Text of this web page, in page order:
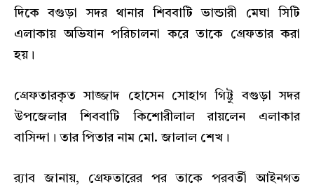
দিকে বগুড়া সদর থানার শিববাটি ভান্ডারী মেঘা সিটি
এলাকায় অভিযান পরিচালনা করে তাকে গ্রেফতার করা
হয়।
গ্রেফতারকৃত সাজ্জাদ হোসেন সোহাগ গিট্টু বগুড়া সদর
উপজেলার শিববাটি কিশোরীলাল রায়লেন এলাকার
বাসিন্দা। তার পিতার নাম মো. জালাল শেখ।
র‍্যাব জানায়, গ্রেফতারের পর তাকে পরবর্তী আইনগত